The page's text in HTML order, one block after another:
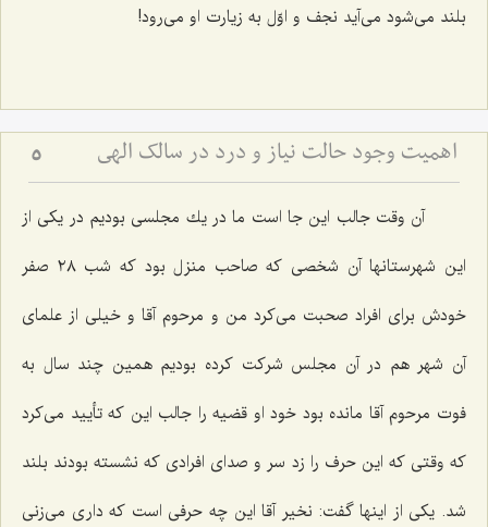
بلند می‌شود می‌آید نجف و اوّل به زیارت او می‌رود!
اهمیت وجود حالت نیاز و درد در سالک الهی 5
آن وقت جالب این جا است ما در یك مجلسی بودیم در یكی از
این شهرستانها آن شخصی كه صاحب منزل بود كه شب ٢٨ صفر
خودش برای افراد صحبت می‌كرد من و مرحوم آقا و خیلی از علمای
آن شهر هم در آن مجلس شركت كرده بودیم همین چند سال به
فوت مرحوم آقا مانده بود خود او قضیه را جالب این كه تأیید می‌كرد
كه وقتی كه این حرف را زد سر و صدای افرادی كه نشسته بودند بلند
شد. یكی از اینها گفت: نخیر آقا این چه حرفی است كه داری می‌زنی